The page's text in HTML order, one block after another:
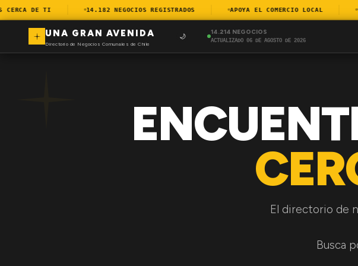
DE TI 14.182 NEGOCIOS REGISTRADOS APOYA EL COMERCIO LOCAL
UNA GRAN AVENIDA
Directorio de Negocios Comunales de Chile
🌙
14.214 NEGOCIOS
ACTUALIZADO 06 DE AGOSTO DE 2026
El directorio de
Busca